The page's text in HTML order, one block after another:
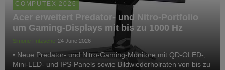
COMPUTEX 2026
Acer erweitert Predator- und Nitro-Portfolio
um Gaming-Displays mit bis zu 1000 Hz
Simone Fritzsche 24 June 2026
• Neue Predator- und Nitro-Gaming-Monitore mit QD‑OLED-,
Mini‑LED- und IPS‑Panels sowie Bildwiederholraten von bis zu